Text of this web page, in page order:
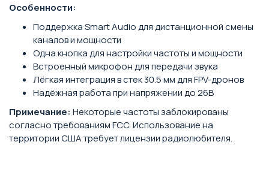
Особенности:
Поддержка Smart Audio для дистанционной смены
каналов и мощности
Одна кнопка для настройки частоты и мощности
Встроенный микрофон для передачи звука
Лёгкая интеграция в стек 30.5 мм для FPV-дронов
Надёжная работа при напряжении до 26В
Примечание: Некоторые частоты заблокированы
согласно требованиям FCC. Использование на
территории США требует лицензии радиолюбителя.